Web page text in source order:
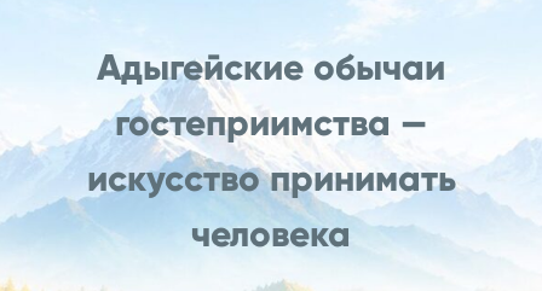
Адыгейские обычаи
гостеприимства —
искусство принимать
человека